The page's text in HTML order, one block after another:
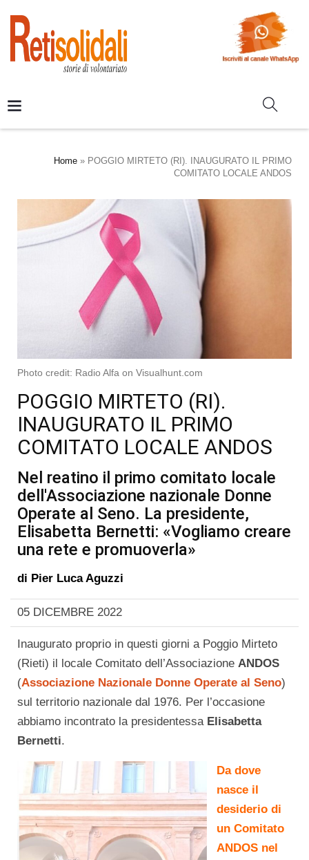
Home » POGGIO MIRTETO (RI). INAUGURATO IL PRIMO
COMITATO LOCALE ANDOS
Photo credit: Radio Alfa on Visualhunt.com
POGGIO MIRTETO (RI).
INAUGURATO IL PRIMO
COMITATO LOCALE ANDOS
Nel reatino il primo comitato locale
dell'Associazione nazionale Donne
Operate al Seno. La presidente,
Elisabetta Bernetti: «Vogliamo creare
una rete e promuoverla»
di Pier Luca Aguzzi
05 DICEMBRE 2022
Inaugurato proprio in questi giorni a Poggio Mirteto
(Rieti) il locale Comitato dell’Associazione ANDOS
(Associazione Nazionale Donne Operate al Seno)
sul territorio nazionale dal 1976. Per l’occasione
abbiamo incontrato la presidentessa Elisabetta
Bernetti.
Da dove
nasce il
desiderio di
un Comitato
ANDOS nel